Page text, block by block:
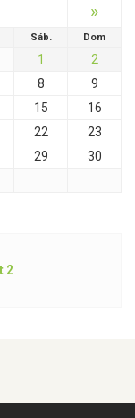
»
Sáb. Dom
1
2
8
9
15
16
22
23
29
30